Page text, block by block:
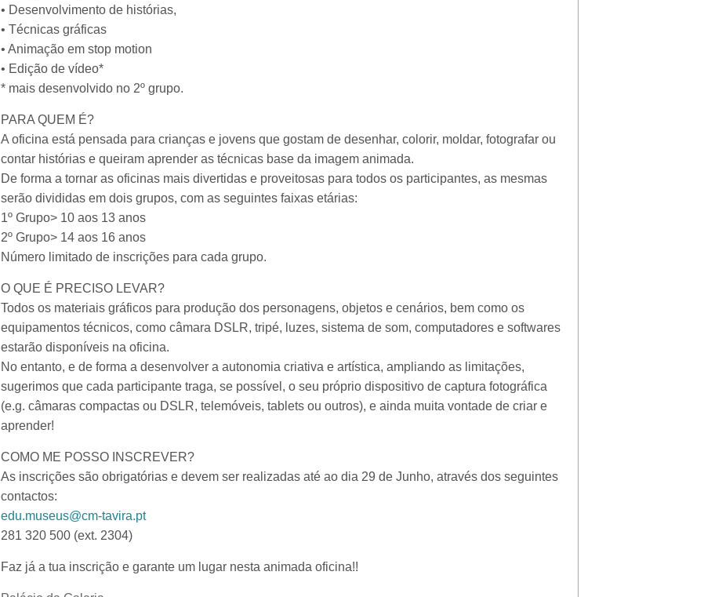
• Desenvolvimento de histórias,
• Técnicas gráficas
• Animação em stop motion
• Edição de vídeo*
* mais desenvolvido no 2º grupo.
PARA QUEM É?
A oficina está pensada para crianças e jovens que gostam de desenhar, colorir, moldar, fotografar ou
contar histórias e queiram aprender as técnicas base da imagem animada.
De forma a tornar as oficinas mais divertidas e proveitosas para todos os participantes, as mesmas
serão divididas em dois grupos, com as seguintes faixas etárias:
1º Grupo> 10 aos 13 anos
2º Grupo> 14 aos 16 anos
Número limitado de inscrições para cada grupo.
O QUE É PRECISO LEVAR?
Todos os materiais gráficos para produção dos personagens, objetos e cenários, bem como os
equipamentos técnicos, como câmara DSLR, tripé, luzes, sistema de som, computadores e softwares
estarão disponíveis na oficina.
No entanto, e de forma a desenvolver a autonomia criativa e artística, ampliando as limitações,
sugerimos que cada participante traga, se possível, o seu próprio dispositivo de captura fotográfica
(e.g. câmaras compactas ou DSLR, telemóveis, tablets ou outros), e ainda muita vontade de criar e
aprender!
COMO ME POSSO INSCREVER?
As inscrições são obrigatórias e devem ser realizadas até ao dia 29 de Junho, através dos seguintes
contactos:
edu.museus@cm-tavira.pt
281 320 500 (ext. 2304)
Faz já a tua inscrição e garante um lugar nesta animada oficina!!